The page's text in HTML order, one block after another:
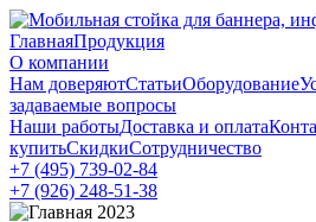
ГлавнаяПродукция
О компании
Нам доверяютСтатьиОборудование
задаваемые вопросы
Наши работыДоставка и оплата
купитьСкидкиСотрудничество
+7 (495) 739-02-84
+7 (926) 248-51-38